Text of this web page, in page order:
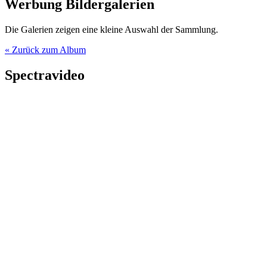
Werbung Bildergalerien
Die Galerien zeigen eine kleine Auswahl der Sammlung.
« Zurück zum Album
Spectravideo